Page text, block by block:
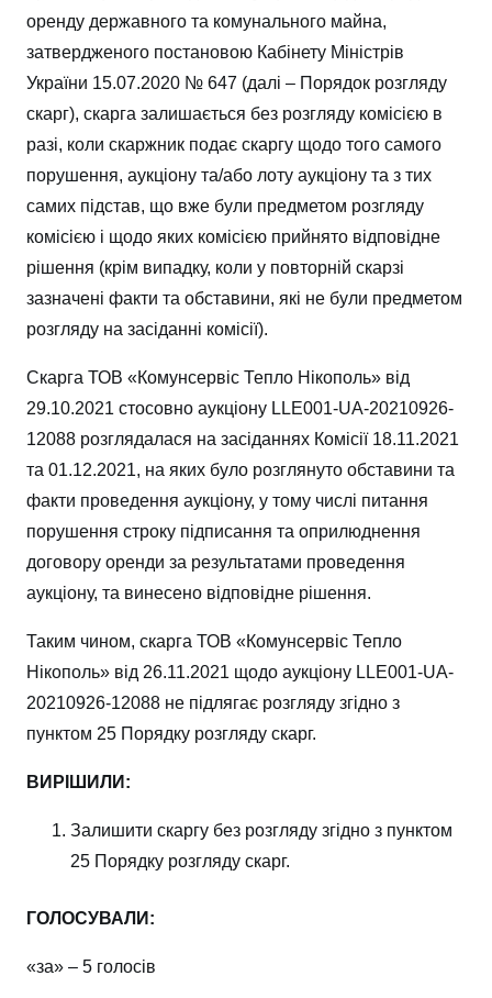
оренду державного та комунального майна,
затвердженого постановою Кабінету Міністрів
України 15.07.2020 № 647 (далі – Порядок розгляду
скарг), скарга залишається без розгляду комісією в
разі, коли скаржник подає скаргу щодо того самого
порушення, аукціону та/або лоту аукціону та з тих
самих підстав, що вже були предметом розгляду
комісією і щодо яких комісією прийнято відповідне
рішення (крім випадку, коли у повторній скарзі
зазначені факти та обставини, які не були предметом
розгляду на засіданні комісії).
Cкарга ТОВ «Комунсервіс Тепло Нікополь» від
29.10.2021 стосовно аукціону LLE001-UA-20210926-
12088 розглядалася на засіданнях Комісії 18.11.2021
та 01.12.2021, на яких було розглянуто обставини та
факти проведення аукціону, у тому числі питання
порушення строку підписання та оприлюднення
договору оренди за результатами проведення
аукціону, та винесено відповідне рішення.
Таким чином, скарга ТОВ «Комунсервіс Тепло
Нікополь» від 26.11.2021 щодо аукціону LLE001-UA-
20210926-12088 не підлягає розгляду згідно з
пунктом 25 Порядку розгляду скарг.
ВИРІШИЛИ:
Залишити скаргу без розгляду згідно з пунктом
25 Порядку розгляду скарг.
ГОЛОСУВАЛИ:
«за» – 5 голосів